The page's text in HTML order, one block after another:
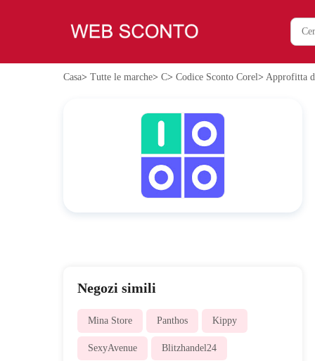
Casa> Tutte le marche> C> Codice Sconto Corel> Approfitta
Negozi simili
Mina Store Panthos Kippy
SexyAvenue Blitzhandel24